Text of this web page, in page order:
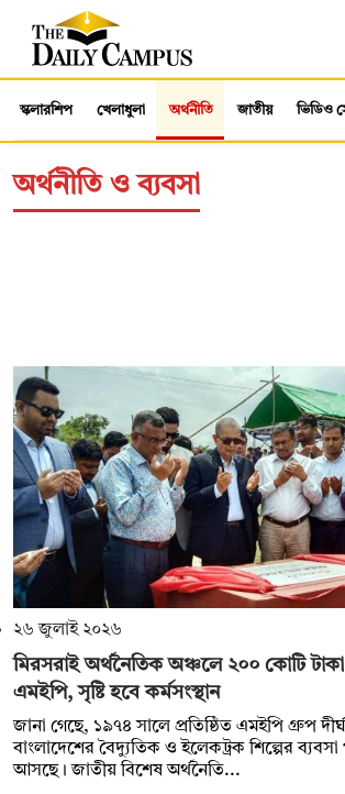
স্কলারশিপ খেলাধুলা অর্থনীতি জাতীয় ভিডিও
অর্থনীতি ও ব্যবসা
২৬ জুলাই ২০২৬
মিরসরাই অর্থনৈতিক অঞ্চলে ২০০ কোটি
এমইপি, সৃষ্টি হবে কর্মসংস্থান
জানা গেছে, ১৯৭৪ সালে প্রতিষ্ঠিত এমইপি গ্রুপ
বাংলাদেশের বৈদ্যুতিক ও ইলেকট্রক শিল্পের
আসছে। জাতীয় বিশেষ অর্থনৈতি...